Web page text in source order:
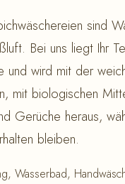
sind
Bei uns liegt Ihr
und wird mit der
mit biologischen
Gerüche heraus,
bleiben.
Wasserbad,